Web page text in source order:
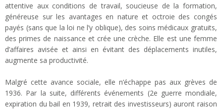
attentive aux conditions de travail, soucieuse de la formation,
généreuse sur les avantages en nature et octroie des congés
payés (sans que la loi ne l’y oblique), des soins médicaux gratuits,
des primes de naissance et crée une crèche. Elle est une femme
d’affaires avisée et ainsi en évitant des déplacements inutiles,
augmente sa productivité.
Malgré cette avance sociale, elle n’échappe pas aux grèves de
1936. Par la suite, différents événements (2e guerre mondiale,
expiration du bail en 1939, retrait des investisseurs) auront raison